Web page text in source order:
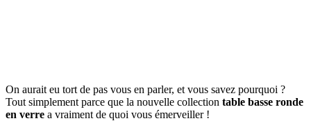
On aurait eu tort de pas vous en parler, et vous savez pourquoi ?
Tout simplement parce que la nouvelle collection table basse ronde
en verre a vraiment de quoi vous émerveiller !